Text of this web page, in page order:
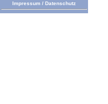
Impressum / Datenschutz